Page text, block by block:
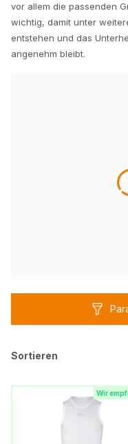
vor allem die passenden
wichtig, damit unter
entstehen und das
angenehm bleibt.
Sortieren
Wir